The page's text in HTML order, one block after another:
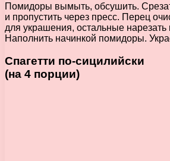
Помидоры вымыть, обсушить.
и пропустить через пресс. Перец
для украшения, остальные
Наполнить начинкой помидоры.
Спагетти по-сицилийски
(на 4 порции)